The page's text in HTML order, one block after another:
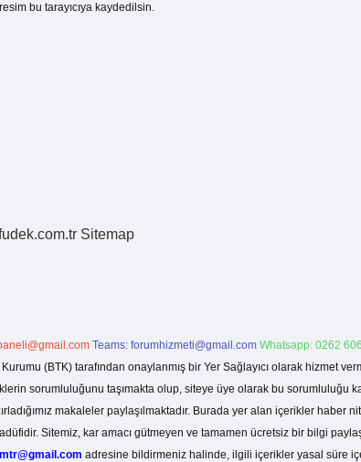
bu tarayıcıya kaydedilsin.
Sitemap
Teams: forumhizmeti@gmail.com Whatsapp: 0262
(BTK) tarafından onaylanmış bir Yer Sağlayıcı olarak hizmet
sorumluluğunu taşımakta olup, siteye üye olarak bu sorumluluğu
makaleler paylaşılmaktadır. Burada yer alan içerikler haber
Sitemiz, kar amacı gütmeyen ve tamamen ücretsiz bir bilgi
adresine bildirmeniz halinde, ilgili içerikler yasal süre